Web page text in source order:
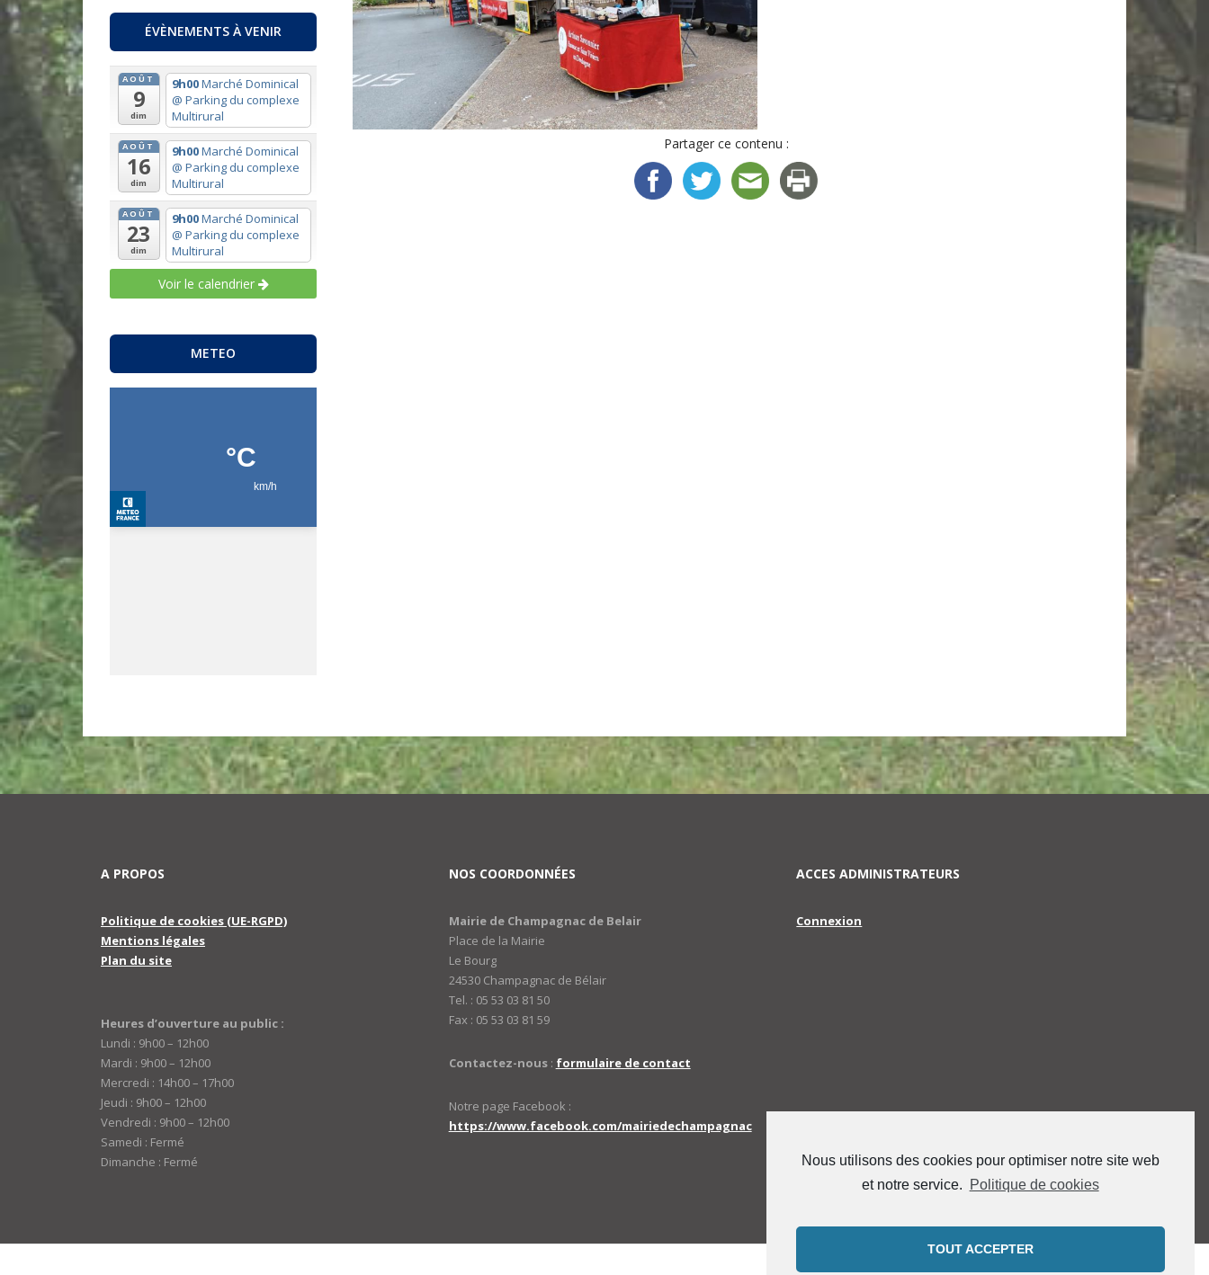
Nous utilisons des cookies pour optimiser notre site web
et notre service.
Politique de cookies
TOUT ACCEPTER
ÉVÈNEMENTS À VENIR
AOÛT
9
dim
9h00Marché Dominical
@ Parking du complexe
Multirural
AOÛT
16
dim
9h00Marché Dominical
@ Parking du complexe
Multirural
AOÛT
23
dim
9h00Marché Dominical
@ Parking du complexe
Multirural
Voir le calendrier
METEO
Partager ce contenu :
A PROPOS
Politique de cookies (UE-RGPD)
Mentions légales
Plan du site
Heures d’ouverture au public :
Lundi : 9h00 – 12h00
Mardi : 9h00 – 12h00
Mercredi : 14h00 – 17h00
Jeudi : 9h00 – 12h00
Vendredi : 9h00 – 12h00
Samedi : Fermé
Dimanche : Fermé
NOS COORDONNÉES
Mairie de Champagnac de Belair
Place de la Mairie
Le Bourg
24530 Champagnac de Bélair
Tel. : 05 53 03 81 50
Fax : 05 53 03 81 59
Contactez-nous: formulaire de contact
Notre page Facebook :
https://www.facebook.com/mairiedechampagnac
ACCES ADMINISTRATEURS
Connexion